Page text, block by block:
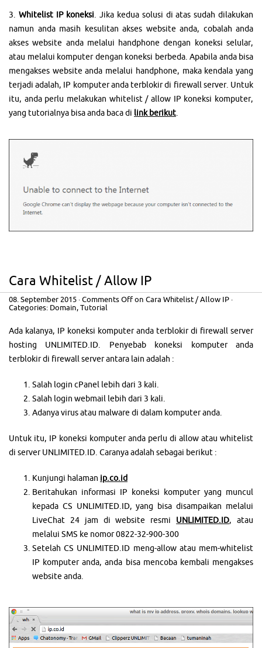
3. Whitelist IP koneksi. Jika kedua solusi di atas sudah dilakukan
namun anda masih kesulitan akses website anda, cobalah anda
akses website anda melalui handphone dengan koneksi selular,
atau melalui komputer dengan koneksi berbeda. Apabila anda bisa
mengakses website anda melalui handphone, maka kendala yang
terjadi adalah, IP komputer anda terblokir di firewall server. Untuk
itu, anda perlu melakukan whitelist / allow IP koneksi komputer,
yang tutorialnya bisa anda baca di link berikut.
Cara Whitelist / Allow IP
08. September 2015 · Comments Off on Cara Whitelist / Allow IP ·
Categories: Domain, Tutorial
Ada kalanya, IP koneksi komputer anda terblokir di firewall server
hosting UNLIMITED.ID. Penyebab koneksi komputer anda
terblokir di firewall server antara lain adalah :
Salah login cPanel lebih dari 3 kali.
Salah login webmail lebih dari 3 kali.
Adanya virus atau malware di dalam komputer anda.
Untuk itu, IP koneksi komputer anda perlu di allow atau whitelist
di server UNLIMITED.ID. Caranya adalah sebagai berikut :
Kunjungi halaman ip.co.id
Beritahukan informasi IP koneksi komputer yang muncul
kepada CS UNLIMITED.ID, yang bisa disampaikan melalui
LiveChat 24 jam di website resmi UNLIMITED.ID, atau
melalui SMS ke nomor 0822-32-900-300
Setelah CS UNLIMITED.ID meng-allow atau mem-whitelist
IP komputer anda, anda bisa mencoba kembali mengakses
website anda.